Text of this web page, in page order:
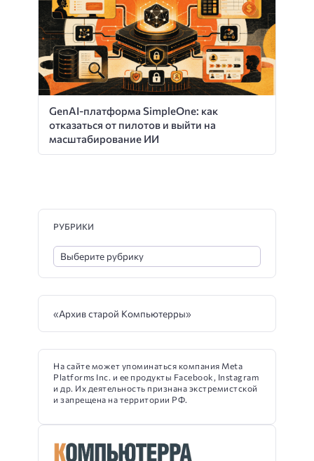
GenAI-платформа SimpleOne: как
отказаться от пилотов и выйти на
масштабирование ИИ
РУБРИКИ
«Архив старой Компьютерры»
На сайте может упоминаться компания Meta
Platforms Inc. и ее продукты Facebook, Instagram
и др. Их деятельность признана экстремистской
и запрещена на территории РФ.